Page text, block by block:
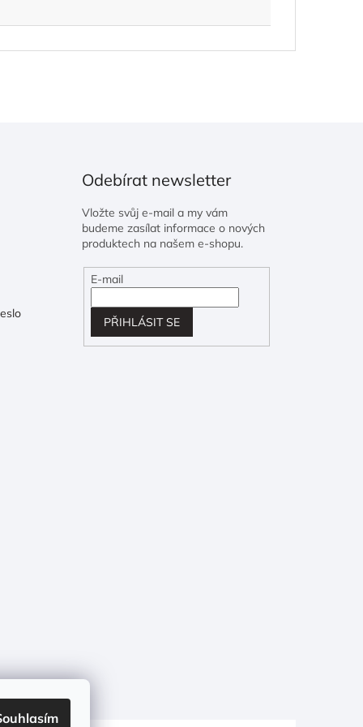
Odebírat newsletter
Vložte svůj e-mail a my vám
budeme zasílat informace o nových
produktech na našem e-shopu.
E-mail
PŘIHLÁSIT SE